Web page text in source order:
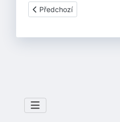
Předchozí článek: Činění
Předchozí